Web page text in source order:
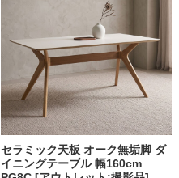
セラミック天板 オーク無垢脚 ダ
イニングテーブル 幅160cm